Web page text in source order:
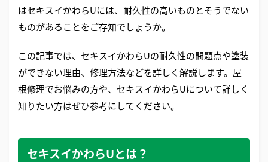
はセキスイかわらUには、耐久性の高いものとそうでない
ものがあることをご存知でしょうか。
この記事では、セキスイかわらUの耐久性の問題点や塗装
ができない理由、修理方法などを詳しく解説します。屋
根修理でお悩みの方や、セキスイかわらUについて詳しく
知りたい方はぜひ参考にしてください。
セキスイかわらUとは？